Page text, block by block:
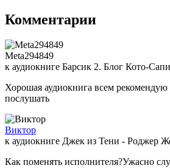
Комментарии
Meta294849
к аудиокниге Барсик 2. Блог Кото-
Хорошая аудиокнига всем
послушать
Виктор
к аудиокниге Джек из Тени - Роджер
Как поменять исполнителя?Ужасно